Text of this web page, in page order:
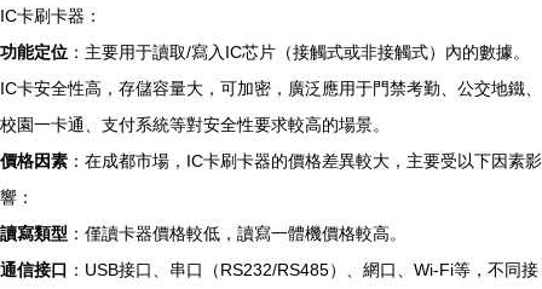
IC卡刷卡器：
功能定位 ：主要用于讀取/寫入IC芯片（接觸式或非接觸式）內的數據。
IC卡安全性高，存儲容量大，可加密，廣泛應用于門禁考勤、公交地鐵、
校園一卡通、支付系統等對安全性要求較高的場景。
價格因素 ：在成都市場，IC卡刷卡器的價格差異較大，主要受以下因素影
響：
讀寫類型 ：僅讀卡器價格較低，讀寫一體機價格較高。
通信接口 ：USB接口、串口（RS232/RS485）、網口、Wi-Fi等，不同接